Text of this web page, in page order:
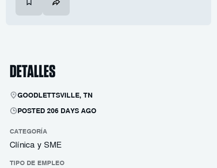
DETALLES
GOODLETTSVILLE, TN
POSTED 206 DAYS AGO
CATEGORÍA
Clínica y SME
TIPO DE EMPLEO